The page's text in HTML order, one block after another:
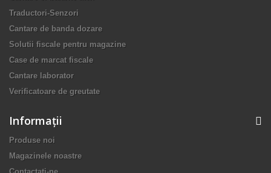
Traductori-Senzori
Cantare de banda dozare
Solutii fiscale pentru magazine
Case de marcat fiscale
Cantare laborator
Verificatoare de greutate
Informaţii
Produse noi
Magazinele noastre